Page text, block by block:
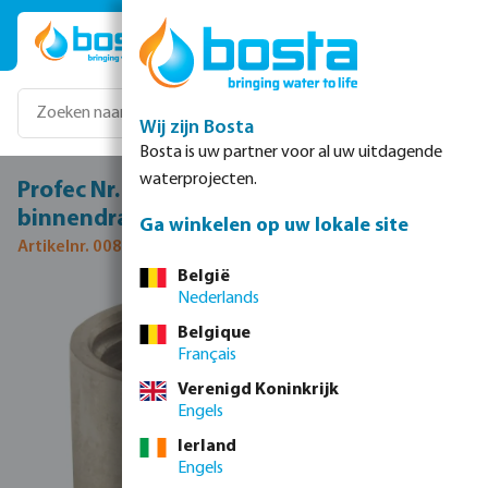
Ga naar de hoofdinhoud
Profec Nr. 270A Halve sok RVS 316 1 1/4"
binnendraad 10bar
Artikelnr. 0080156
Afbeeldingengalerij overslaan
Wij zijn Bosta
Bosta is uw partner voor al uw uitdagende
waterprojecten.
Ga winkelen op uw lokale site
België
Nederlands
Belgique
Français
Verenigd Koninkrijk
Engels
Ierland
Engels